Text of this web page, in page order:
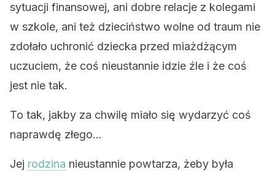
sytuacji finansowej, ani dobre relacje z kolegami
w szkole, ani też dzieciństwo wolne od traum nie
zdołało uchronić dziecka przed miażdżącym
uczuciem, że coś nieustannie idzie źle i że coś
jest nie tak.
To tak, jakby za chwilę miało się wydarzyć coś
naprawdę złego…
Jej rodzina nieustannie powtarza, żeby była